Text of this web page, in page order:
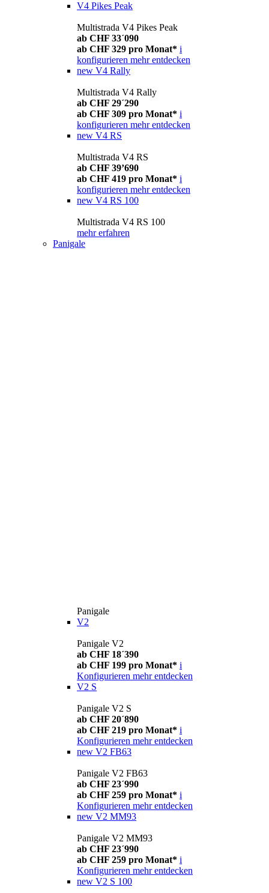
V4 Pikes Peak
Multistrada V4 Pikes Peak
ab CHF 33´090
ab CHF 329 pro Monat* i
konfigurieren mehr entdecken
new V4 Rally
Multistrada V4 Rally
ab CHF 29´290
ab CHF 309 pro Monat* i
konfigurieren mehr entdecken
new V4 RS
Multistrada V4 RS
ab CHF 39’690
ab CHF 419 pro Monat* i
konfigurieren mehr entdecken
new V4 RS 100
Multistrada V4 RS 100
mehr erfahren
Panigale
Panigale
V2
Panigale V2
ab CHF 18´390
ab CHF 199 pro Monat* i
Konfigurieren mehr entdecken
V2 S
Panigale V2 S
ab CHF 20´890
ab CHF 219 pro Monat* i
Konfigurieren mehr entdecken
new V2 FB63
Panigale V2 FB63
ab CHF 23´990
ab CHF 259 pro Monat* i
Konfigurieren mehr entdecken
new V2 MM93
Panigale V2 MM93
ab CHF 23´990
ab CHF 259 pro Monat* i
Konfigurieren mehr entdecken
new V2 S 100